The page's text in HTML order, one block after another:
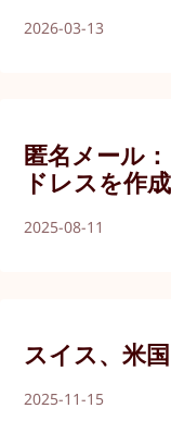
2026-03-13
匿名メール
ドレスを作成
2025-08-11
スイス、米
2025-11-15